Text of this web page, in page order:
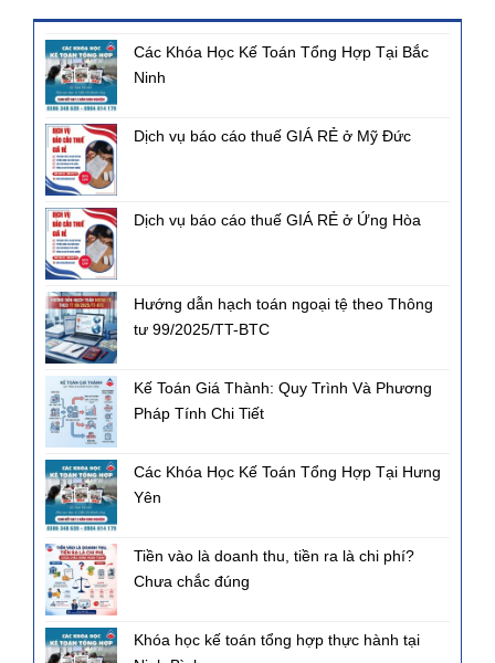
Các Khóa Học Kế Toán Tổng Hợp Tại Bắc
Ninh
Dịch vụ báo cáo thuế GIÁ RẺ ở Mỹ Đức
Dịch vụ báo cáo thuế GIÁ RẺ ở Ứng Hòa
Hướng dẫn hạch toán ngoại tệ theo Thông
tư 99/2025/TT-BTC
Kế Toán Giá Thành: Quy Trình Và Phương
Pháp Tính Chi Tiết
Các Khóa Học Kế Toán Tổng Hợp Tại Hưng
Yên
Tiền vào là doanh thu, tiền ra là chi phí?
Chưa chắc đúng
Khóa học kế toán tổng hợp thực hành tại